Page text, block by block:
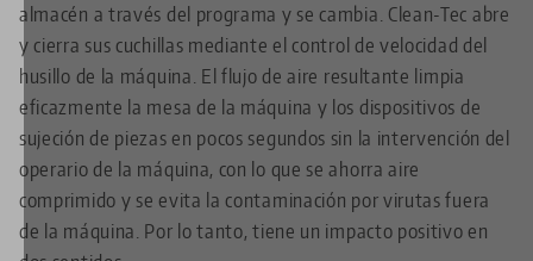
almacén a través del programa y se cambia. Clean-Tec abre
y cierra sus cuchillas mediante el control de velocidad del
husillo de la máquina. El flujo de aire resultante limpia
eficazmente la mesa de la máquina y los dispositivos de
sujeción de piezas en pocos segundos sin la intervención del
operario de la máquina, con lo que se ahorra aire
comprimido y se evita la contaminación por virutas fuera
de la máquina. Por lo tanto, tiene un impacto positivo en